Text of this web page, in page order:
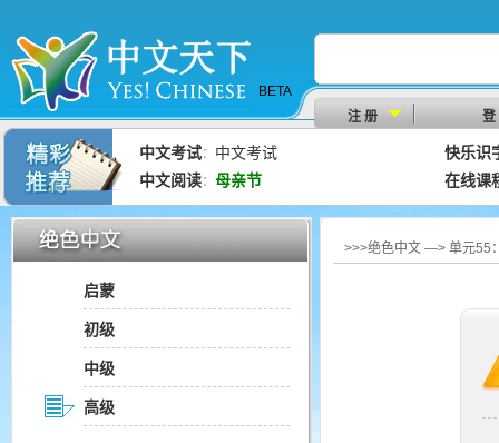
BETA
注 册
登
中文考试： 中文考试
快乐识
中文阅读： 母亲节 在线课
启蒙
初级
中级
高级
>>>绝色中文 —> 单元55